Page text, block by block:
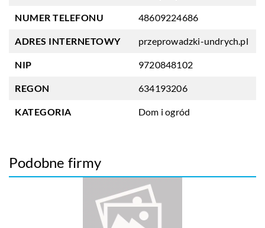
NUMER TELEFONU 48609224686
ADRES INTERNETOWY przeprowadzki-undrych.pl
NIP 9720848102
REGON 634193206
KATEGORIA Dom i ogród
Podobne firmy